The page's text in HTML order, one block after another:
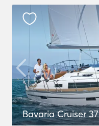
Bavaria Cruiser 37